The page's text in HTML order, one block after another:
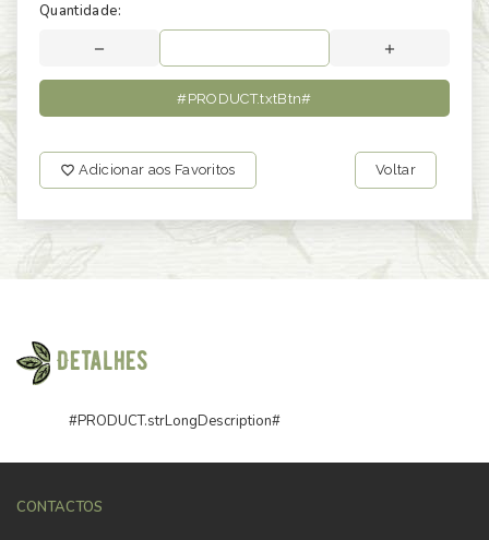
Quantidade:
#PRODUCT.txtBtn#
Adicionar aos Favoritos Voltar
Detalhes
#PRODUCT.strLongDescription#
CONTACTOS